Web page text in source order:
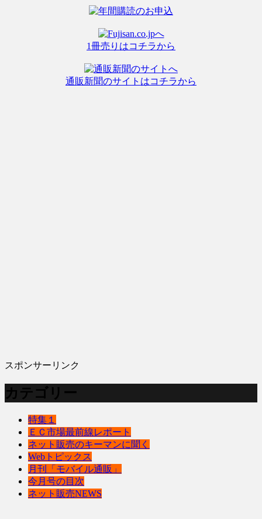
1冊売りはコチラから
通販新聞のサイトはコチラから
スポンサーリンク
カテゴリー
特集１
ＥＣ市場最前線レポート
ネット販売のキーマンに聞く
Webトピックス
月刊「モバイル通販」
今月号の目次
ネット販売NEWS